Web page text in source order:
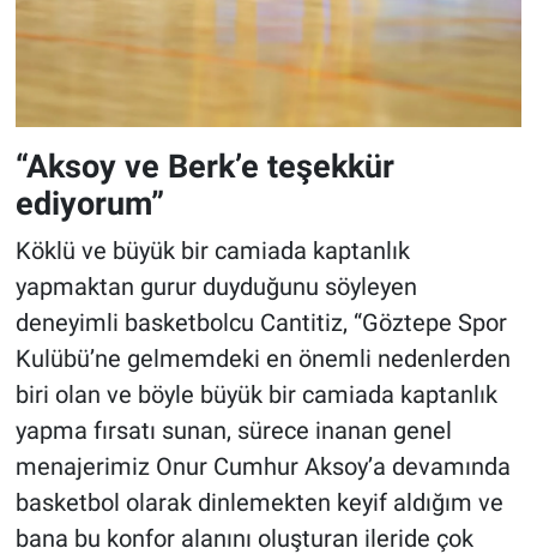
“Aksoy ve Berk’e teşekkür
ediyorum”
Köklü ve büyük bir camiada kaptanlık
yapmaktan gurur duyduğunu söyleyen
deneyimli basketbolcu Cantitiz, “Göztepe Spor
Kulübü’ne gelmemdeki en önemli nedenlerden
biri olan ve böyle büyük bir camiada kaptanlık
yapma fırsatı sunan, sürece inanan genel
menajerimiz Onur Cumhur Aksoy’a devamında
basketbol olarak dinlemekten keyif aldığım ve
bana bu konfor alanını oluşturan ileride çok